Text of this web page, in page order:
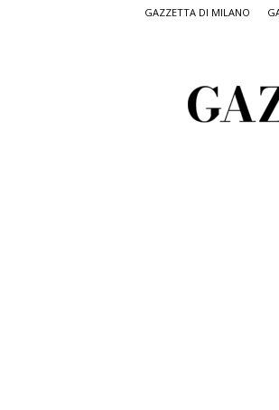
GAZZETTA DI MILANO